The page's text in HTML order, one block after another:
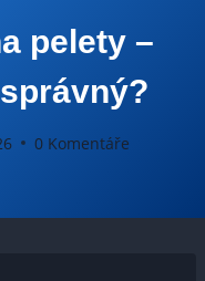
pelety –
0 Komentáře